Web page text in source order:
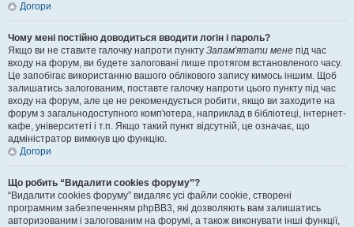
Догори
Чому мені постійно доводиться вводити логін і пароль?
Якщо ви не ставите галочку напроти пункту Запам'ятати мене під час
входу на форум, ви будете залоговані лише протягом встановленого часу.
Це запобігає використанню вашого облікового запису кимось іншим. Щоб
залишатись залогованим, поставте галочку напроти цього пункту під час
входу на форум, але це не рекомендується робити, якщо ви заходите на
форум з загальнодоступного комп'ютера, наприклад в бібліотеці, інтернет-
кафе, університеті і т.п. Якщо такий пункт відсутній, це означає, що
адміністратор вимкнув цю функцію.
Догори
Що робить “Видалити cookies форуму”?
“Видалити cookies форуму” видаляє усі файли cookie, створені
програмним забезпеченням phpBB3, які дозволяють вам залишатись
авторизованим і залогованим на форумі, а також виконувати інші функції,